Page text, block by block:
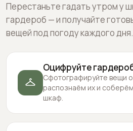
Перестаньте гадать утром у
гардероб — и получайте
вещей под погоду каждого дня.
Оцифруйте
Сфотографируйте вещи
распознаём их и
шкаф.